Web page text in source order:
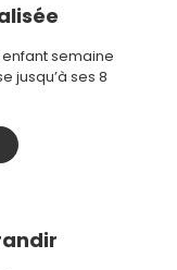
semaine
jusqu’à ses 8